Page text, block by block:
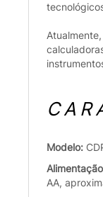
Modelo:
AA,